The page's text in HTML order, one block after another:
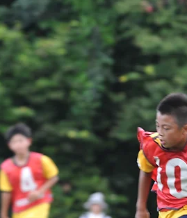
アル
デミア
01
実践的なスキルの向上
試合のような環境でのトレーニング
を通じて、実戦で役立つスキルを磨く
アルゼンチン流の練習方法を体験